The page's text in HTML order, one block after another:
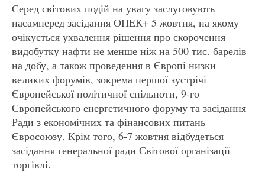
Серед світових подій на увагу заслуговують
насамперед засідання ОПЕК+ 5 жовтня, на якому
очікується ухвалення рішення про скорочення
видобутку нафти не менше ніж на 500 тис. барелів
на добу, а також проведення в Європі низки
великих форумів, зокрема першої зустрічі
Європейської політичної спільноти, 9-го
Європейського енергетичного форуму та засідання
Ради з економічних та фінансових питань
Євросоюзу. Крім того, 6-7 жовтня відбудеться
засідання генеральної ради Світової організації
торгівлі.